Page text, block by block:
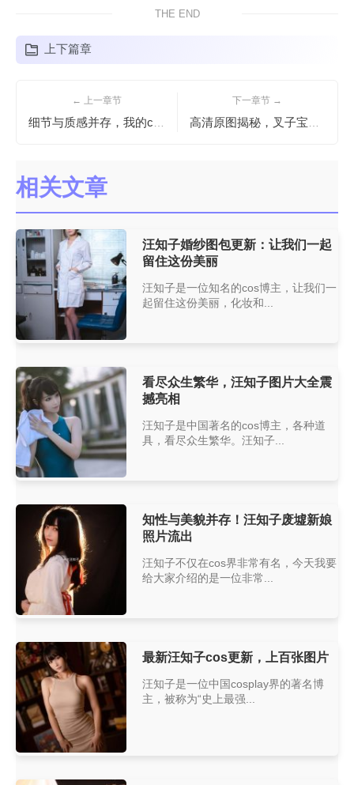
THE END
上下篇章
← 上一章节 下一章节 →
相关文章
汪知子婚纱图包更新：让我们一起
留住这份美丽
汪知子是一位知名的cos博主，让我们一
起留住这份美丽，化妆和...
看尽众生繁华，汪知子图片大全震
撼亮相
汪知子是中国著名的cos博主，各种道
具，看尽众生繁华。汪知子...
知性与美貌并存！汪知子废墟新娘
照片流出
汪知子不仅在cos界非常有名，今天我要
给大家介绍的是一位非常...
最新汪知子cos更新，上百张图片
汪知子是一位中国cosplay界的著名博
主，被称为“史上最强...